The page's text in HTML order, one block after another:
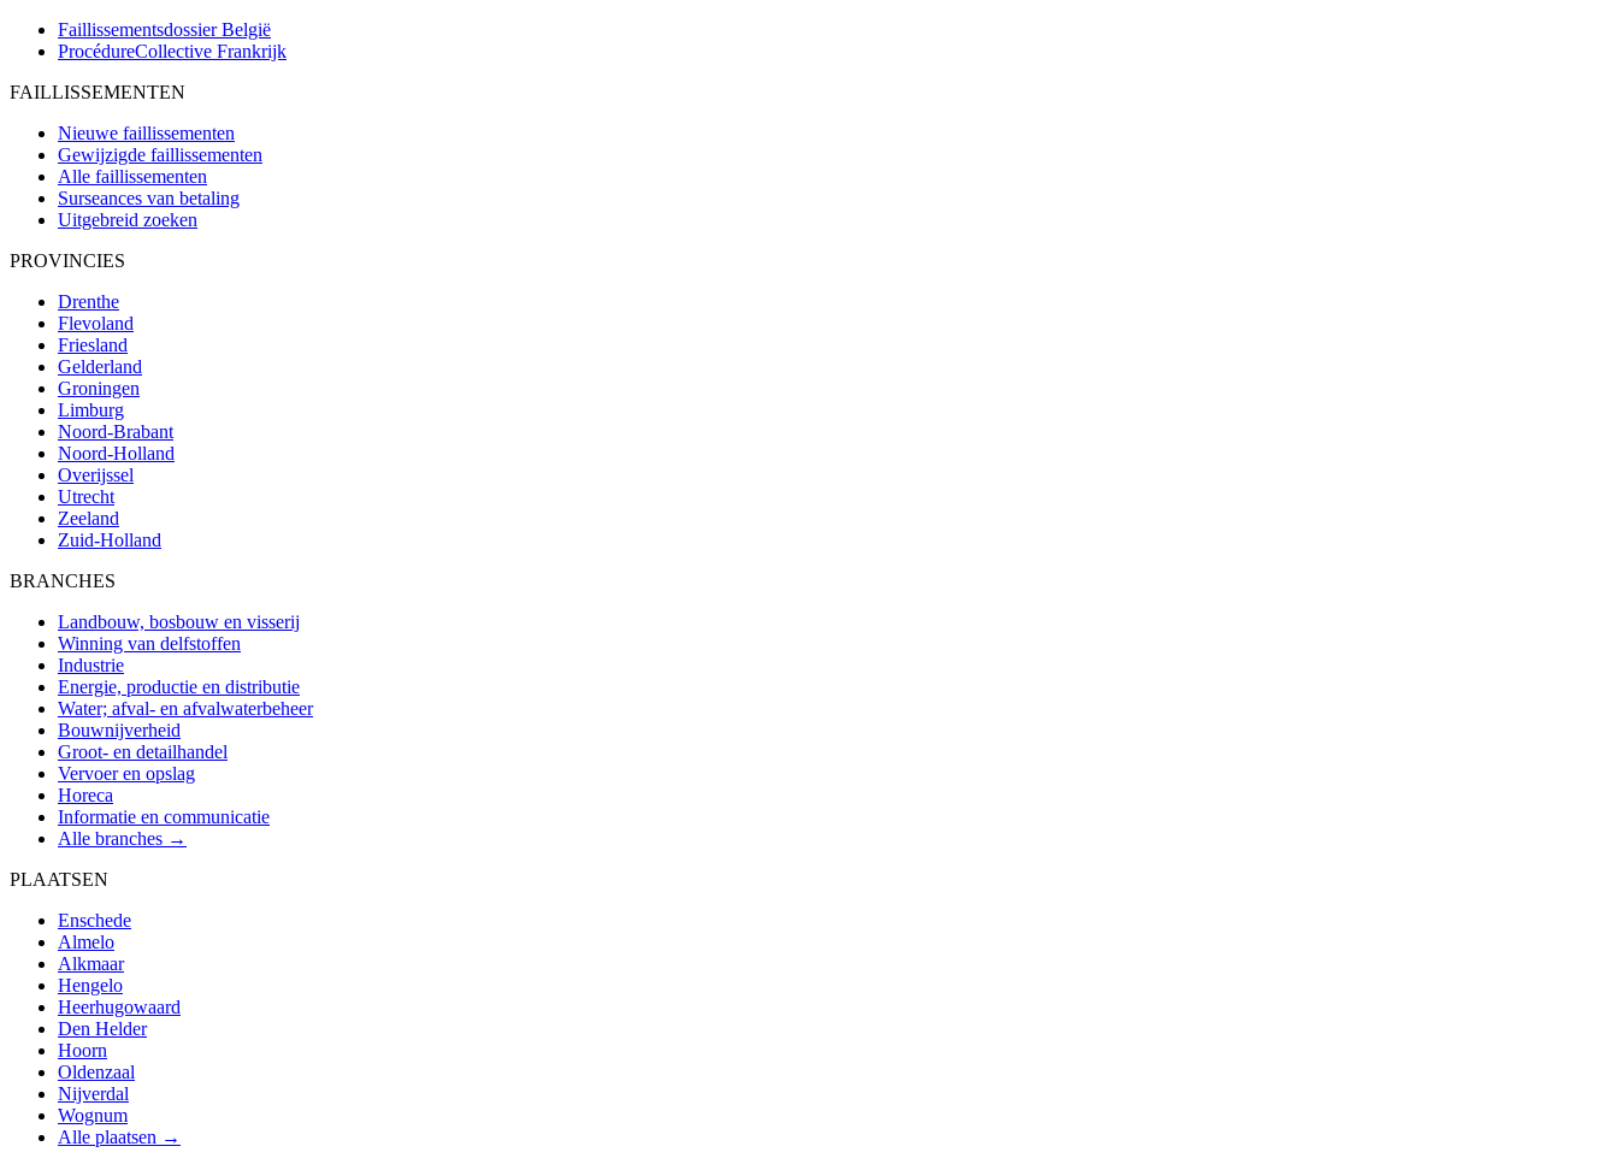
Faillissementsdossier België
ProcédureCollective Frankrijk
FAILLISSEMENTEN
Nieuwe faillissementen
Gewijzigde faillissementen
Alle faillissementen
Surseances van betaling
Uitgebreid zoeken
PROVINCIES
Drenthe
Flevoland
Friesland
Gelderland
Groningen
Limburg
Noord-Brabant
Noord-Holland
Overijssel
Utrecht
Zeeland
Zuid-Holland
BRANCHES
Landbouw, bosbouw en visserij
Winning van delfstoffen
Industrie
Energie, productie en distributie
Water; afval- en afvalwaterbeheer
Bouwnijverheid
Groot- en detailhandel
Vervoer en opslag
Horeca
Informatie en communicatie
Alle branches →
PLAATSEN
Enschede
Almelo
Alkmaar
Hengelo
Heerhugowaard
Den Helder
Hoorn
Oldenzaal
Nijverdal
Wognum
Alle plaatsen →